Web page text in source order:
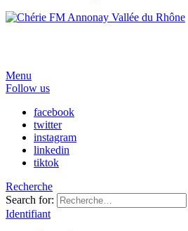
Menu
Follow us
facebook
twitter
instagram
linkedin
tiktok
Recherche
Search for:
Identifiant